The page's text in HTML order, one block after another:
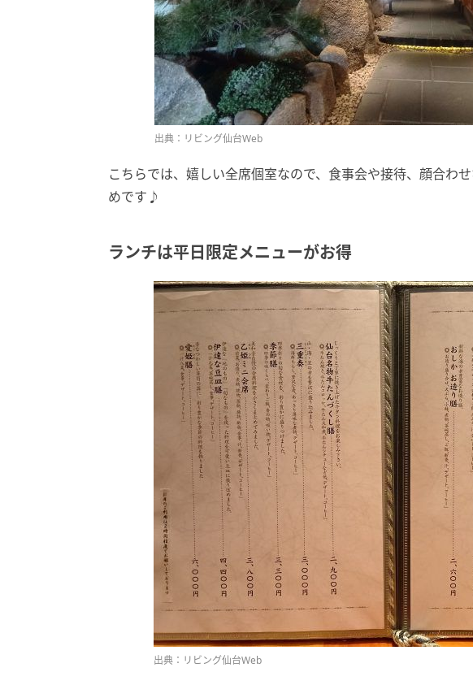
出典：リビング仙台Web
こちらでは、嬉しい全席個室なので、食事会や接待、顔合わ
めです♪
ランチは平日限定メニューがお得
出典：リビング仙台Web